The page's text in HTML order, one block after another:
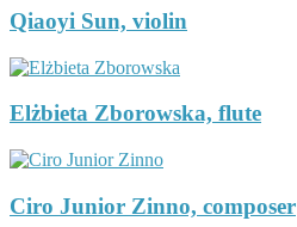
Qiaoyi Sun, violin
Elżbieta Zborowska, flute
Ciro Junior Zinno, composer